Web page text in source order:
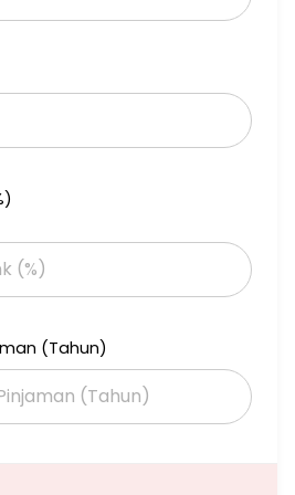
:leaves:
perumahan :leaves:
Guru Jakarta (0,5 km)
(Tahun)